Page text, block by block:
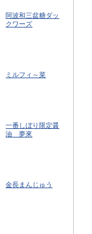
阿波和三盆糖ダッ
クワーズ
ミルフィ～菜
一番しぼり限定醤
油 夢來
金長まんじゅう